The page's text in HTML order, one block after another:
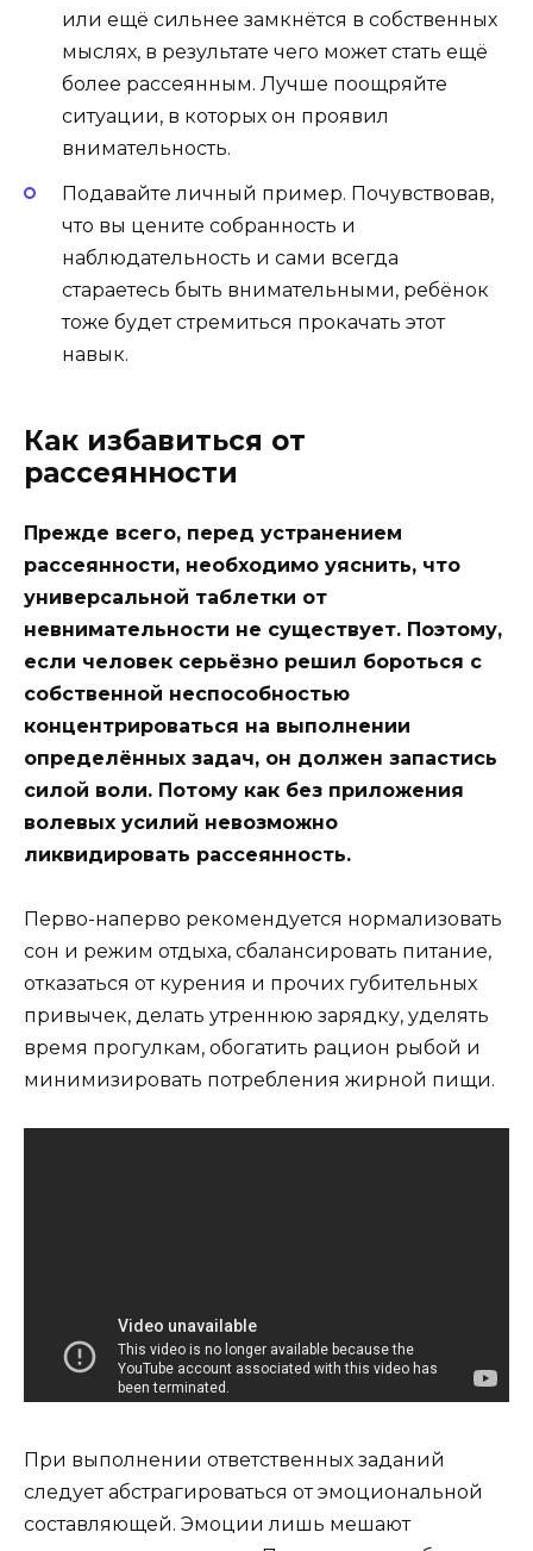
или ещё сильнее замкнётся в собственных
мыслях, в результате чего может стать ещё
более рассеянным. Лучше поощряйте
ситуации, в которых он проявил
внимательность.
Подавайте личный пример. Почувствовав,
что вы цените собранность и
наблюдательность и сами всегда
стараетесь быть внимательными, ребёнок
тоже будет стремиться прокачать этот
навык.
Как избавиться от
рассеянности
Прежде всего, перед устранением
рассеянности, необходимо уяснить, что
универсальной таблетки от
невнимательности не существует. Поэтому,
если человек серьёзно решил бороться с
собственной неспособностью
концентрироваться на выполнении
определённых задач, он должен запастись
силой воли. Потому как без приложения
волевых усилий невозможно
ликвидировать рассеянность.
Перво-наперво рекомендуется нормализовать
сон и режим отдыха, сбалансировать питание,
отказаться от курения и прочих губительных
привычек, делать утреннюю зарядку, уделять
время прогулкам, обогатить рацион рыбой и
минимизировать потребления жирной пищи.
При выполнении ответственных заданий
следует абстрагироваться от эмоциональной
составляющей. Эмоции лишь мешают